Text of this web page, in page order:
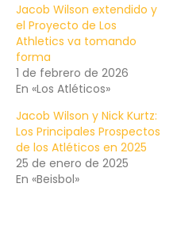
Jacob Wilson extendido y
el Proyecto de Los
Athletics va tomando
forma
1 de febrero de 2026
En «Los Atléticos»
Jacob Wilson y Nick Kurtz:
Los Principales Prospectos
de los Atléticos en 2025
25 de enero de 2025
En «Beisbol»